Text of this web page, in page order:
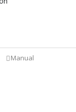
Manual